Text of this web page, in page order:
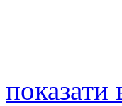
показати